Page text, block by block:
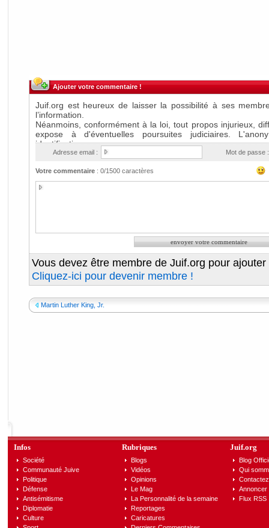
Ajouter votre commentaire !
Adresse email : Mot de passe :
Votre commentaire: 0/1500 caractères
Vous devez être membre de Juif.org pour
Cliquez-ici pour devenir membre !
Martin Luther King, Jr.
Infos
Société
Communauté Juive
Politique
Défense
Antisémitisme
Diplomatie
Culture
Rubriques
Blogs
Vidéos
Opinions
Le Mag
La Personnalité de la semaine
Reportages
Caricatures
Juif.org
Blog
Qui
Annoncer
Flux RSS